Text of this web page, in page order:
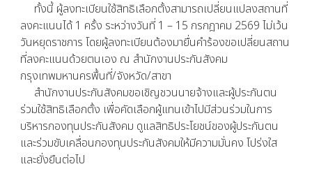
ทั้งนี้ ผู้ลงทะเบียนใช้สิทธิเลือกตั้งสามารถเปลี่ยนแปลงสถานที่
ลงคะแนนได้ 1 ครั้ง ระหว่างวันที่ 1 – 15 กรกฎาคม 2569 ไม่เว้น
วันหยุดราชการ โดยผู้ลงทะเบียนต้องมายื่นคำร้องขอเปลี่ยนสถาน
ที่ลงคะแนนด้วยตนเอง ณ สำนักงานประกันสังคม
กรุงเทพมหานครพื้นที่/จังหวัด/สาขา
สำนักงานประกันสังคมขอเชิญชวนนายจ้างและผู้ประกันตน
ร่วมใช้สิทธิเลือกตั้ง เพื่อคัดเลือกผู้แทนเข้าไปมีส่วนร่วมในการ
บริหารกองทุนประกันสังคม ดูแลสิทธิประโยชน์ของผู้ประกันตน
และร่วมขับเคลื่อนกองทุนประกันสังคมให้มีความมั่นคง โปร่งใส
และยั่งยืนต่อไป